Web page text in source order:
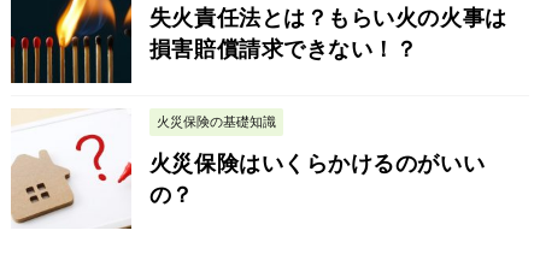
失火責任法とは？もらい火の火事は
損害賠償請求できない！？
火災保険の基礎知識
火災保険はいくらかけるのがいい
の？